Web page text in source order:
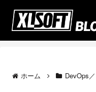
ホーム DevOps